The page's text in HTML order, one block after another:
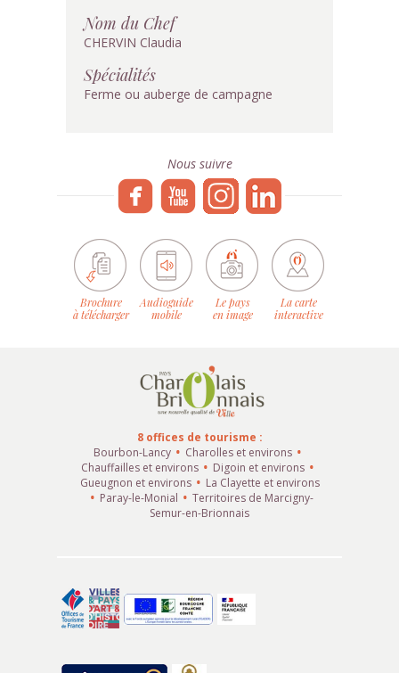
Nom du Chef
CHERVIN Claudia
Spécialités
Ferme ou auberge de campagne
Nous suivre
Brochure
à télécharger
Audioguide
mobile
Le pays
en image
La carte
interactive
8 offices de tourisme :
Bourbon-Lancy
Charolles et environs
Chauffailles et environs
Digoin et environs
Gueugnon et environs
La Clayette et environs
Paray-le-Monial
Territoires de Marcigny-
Semur-en-Brionnais